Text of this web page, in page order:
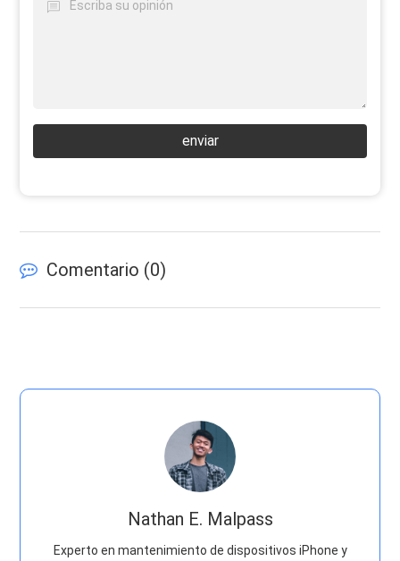
enviar
Comentario (0)
Nathan E. Malpass
Experto en mantenimiento de dispositivos iPhone y